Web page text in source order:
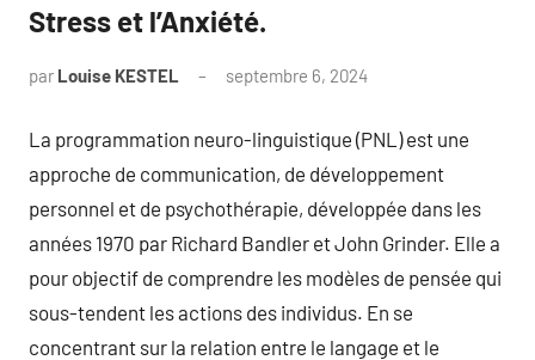
Stress et l’Anxiété.
par Louise KESTEL septembre 6, 2024
La programmation neuro-linguistique (PNL) est une
approche de communication, de développement
personnel et de psychothérapie, développée dans les
années 1970 par Richard Bandler et John Grinder. Elle a
pour objectif de comprendre les modèles de pensée qui
sous-tendent les actions des individus. En se
concentrant sur la relation entre le langage et le